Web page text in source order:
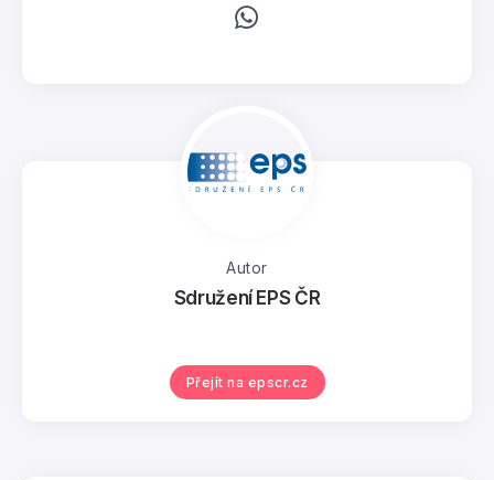
Autor
Sdružení EPS ČR
Přejít na epscr.cz